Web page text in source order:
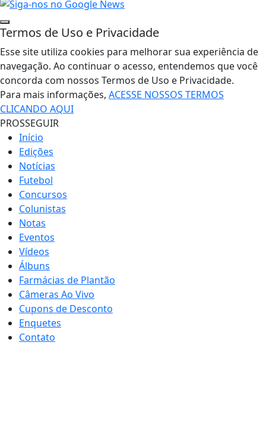
Termos de Uso e Privacidade
Esse site utiliza cookies para melhorar sua experiência de
navegação. Ao continuar o acesso, entendemos que você
concorda com nossos Termos de Uso e Privacidade.
Para mais informações, ACESSE NOSSOS TERMOS
CLICANDO AQUI
PROSSEGUIR
Início
Edições
Notícias
Futebol
Concursos
Colunistas
Notas
Eventos
Vídeos
Álbuns
Farmácias de Plantão
Câmeras Ao Vivo
Cupons de Desconto
Enquetes
Contato